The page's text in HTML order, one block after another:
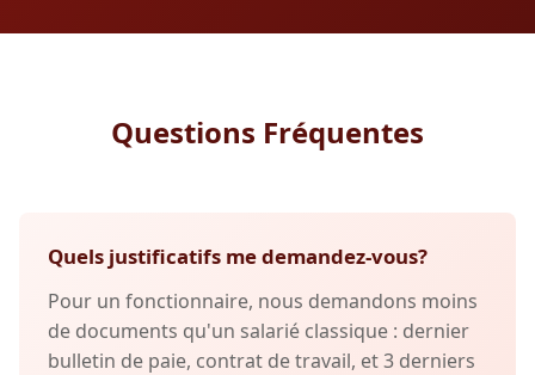
Questions Fréquentes
Quels justificatifs me demandez-vous?
Pour un fonctionnaire, nous demandons moins
de documents qu'un salarié classique : dernier
bulletin de paie, contrat de travail, et 3 derniers